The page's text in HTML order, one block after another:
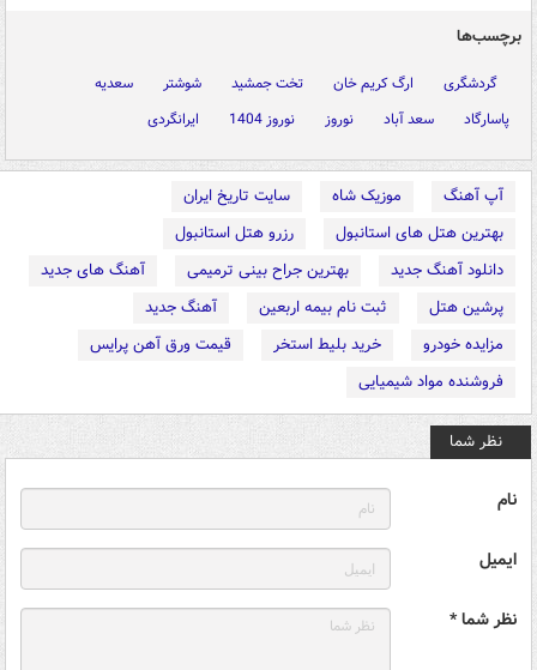
برچسب‌ها
گردشگری ارگ کریم خان تخت جمشید شوشتر
سعدیه
پاسارگاد
سعد آباد نوروز نوروز 1404 ایرانگردی
آپ آهنگ موزیک شاه
سایت تاریخ ایران
بهترین هتل های استانبول
رزرو هتل استانبول
دانلود آهنگ جدید
بهترین جراح بینی ترمیمی
آهنگ های جدید
پرشین هتل
ثبت نام بیمه اربعین
آهنگ جدید
مزایده خودرو
خرید بلیط استخر
قیمت ورق آهن پرایس
فروشنده مواد شیمیایی
نظر شما
نام
ایمیل
نظر شما *